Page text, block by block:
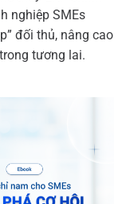
nghiệp SMEs
đối thủ, nâng cao
tương lai.